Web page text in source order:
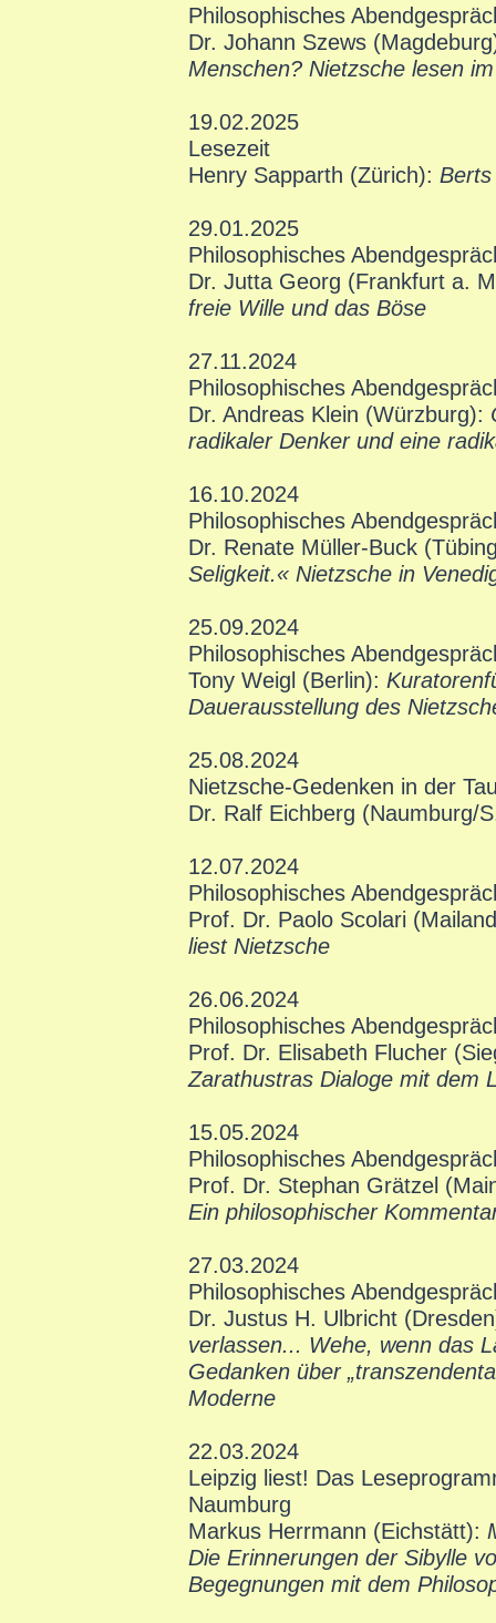
Philosophisches
Dr. Johann Szews
Menschen? Nietzsche lesen
19.02.2025
Lesezeit
Henry Sapparth (Zürich):
29.01.2025
Philosophisches
Dr. Jutta Georg (Frankfurt a.
freie Wille und das Böse
27.11.2024
Philosophisches
Dr. Andreas Klein (Würzburg):
radikaler Denker und eine
16.10.2024
Philosophisches
Dr. Renate Müller-Buck
Seligkeit.« Nietzsche in
25.09.2024
Philosophisches
Tony Weigl (Berlin):
Dauerausstellung des
25.08.2024
Nietzsche-Gedenken in der
Dr. Ralf Eichberg (Naumburg/
12.07.2024
Philosophisches
Prof. Dr. Paolo Scolari
liest Nietzsche
26.06.2024
Philosophisches
Prof. Dr. Elisabeth Flucher
Zarathustras Dialoge mit dem
15.05.2024
Philosophisches
Prof. Dr. Stephan Grätzel
Ein philosophischer
27.03.2024
Philosophisches
Dr. Justus H. Ulbricht
verlassen... Wehe, wenn das
Gedanken über
Moderne
22.03.2024
Leipzig liest! Das
Naumburg
Markus Herrmann (Eichstätt):
Die Erinnerungen der Sibylle
Begegnungen mit dem